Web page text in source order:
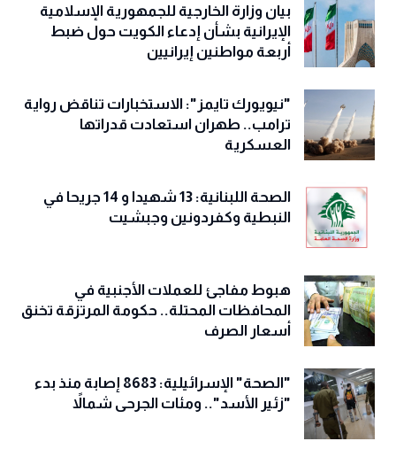
‏بيان وزارة الخارجية للجمهورية الإسلامية
الإيرانية بشأن إدعاء الكويت حول ضبط
أربعة مواطنين إيرانيين
"نيويورك تايمز": الاستخبارات تناقض رواية
ترامب.. طهران استعادت قدراتها
العسكرية
الصحة اللبنانية: 13 شهيدا و 14 جريحا في
النبطية وكفردونين وجبشيت
هبوط مفاجئ للعملات الأجنبية في
المحافظات المحتلة.. حكومة المرتزقة تخنق
أسعار الصرف
"الصحة" الإسرائيلية: 8683 إصابة منذ بدء
"زئير الأسد".. ومئات الجرحى شمالاً